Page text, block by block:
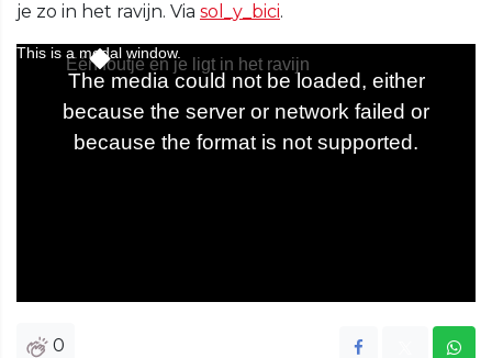
je zo in het ravijn. Via sol_y_bici.
0